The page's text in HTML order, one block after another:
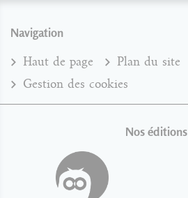
Navigation
Haut de page Plan du site
Gestion des cookies
Nos éditions